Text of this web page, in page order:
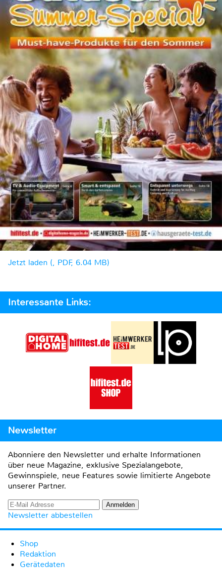
Jetzt laden (, PDF, 6.04 MB)
Interessante Links:
Newsletter
Abonniere den Newsletter und erhalte Informationen
über neue Magazine, exklusive Spezialangebote,
Gewinnspiele, neue Features sowie limitierte Angebote
unserer Partner.
Newsletter abbestellen
Shop
Redaktion
Gerätedaten